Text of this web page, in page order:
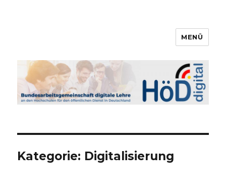
Bundesarbeitsgemeinschaft
digitale Lehre
MENÜ
Kategorie: Digitalisierung